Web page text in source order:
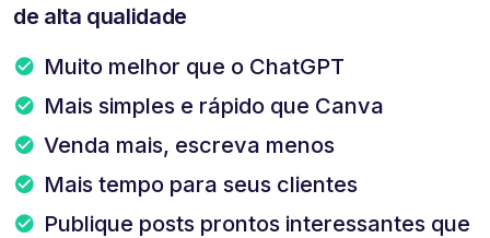
de alta qualidade
Muito melhor que o ChatGPT
Mais simples e rápido que Canva
Venda mais, escreva menos
Mais tempo para seus clientes
Publique posts prontos interessantes que